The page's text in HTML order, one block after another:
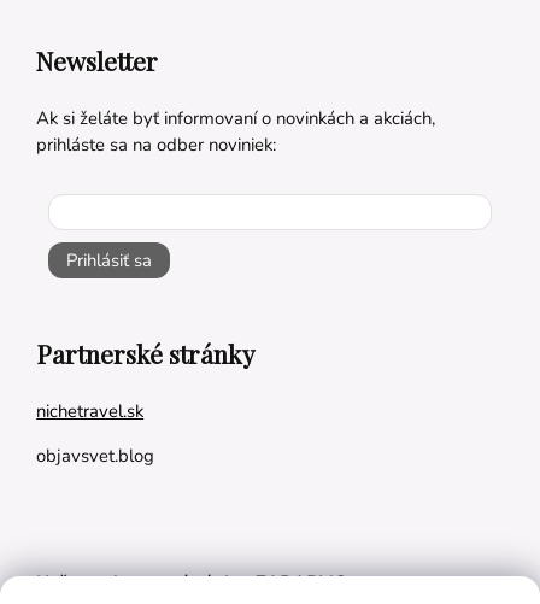
Newsletter
Ak si želáte byť informovaní o novinkách a akciách,
prihláste sa na odber noviniek:
Prihlásiť sa
Partnerské stránky
nichetravel.sk
objavsvet.blog
Naše appky pre vás úplne ZADARMO: